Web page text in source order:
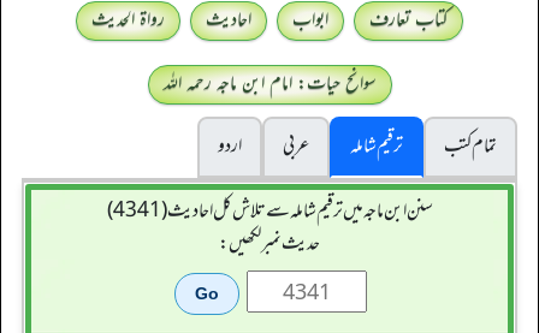
کتاب تعارف ابواب احادیث
رواۃ الحدیث
سوانح حیات: امام ابن ماجہ رحمہ اللہ
تمام کتب
ترقیم شاملہ عربی
اردو
سنن ابن ماجہ میں ترقیم شاملہ سے تلاش کل احادیث (4341)
حدیث نمبر لکھیں: